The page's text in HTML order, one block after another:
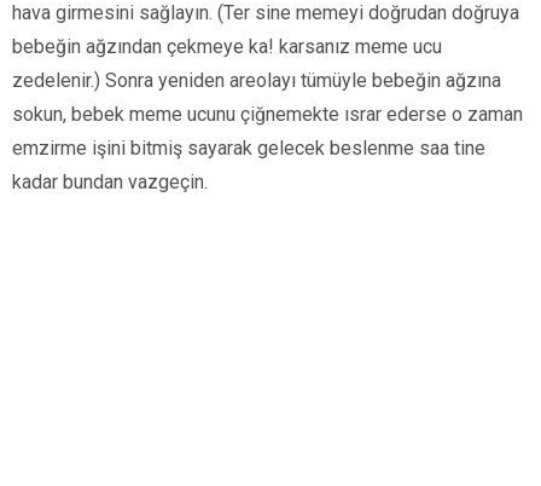
hava girmesini sağlayın. (Ter sine memeyi doğrudan doğruya
bebeğin ağzından çekmeye ka! karsanız meme ucu
zedelenir.) Sonra yeniden areolayı tümüyle bebeğin ağzına
sokun, bebek meme ucunu çiğnemekte ısrar eder­se o zaman
emzirme işini bitmiş sayarak gelecek beslenme saa tine
kadar bundan vazgeçin.